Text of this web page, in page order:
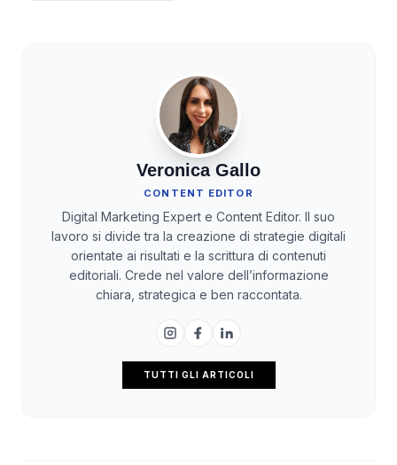
Veronica Gallo
CONTENT EDITOR
Digital Marketing Expert e Content Editor. Il suo
lavoro si divide tra la creazione di strategie digitali
orientate ai risultati e la scrittura di contenuti
editoriali. Crede nel valore dell’informazione
chiara, strategica e ben raccontata.
TUTTI GLI ARTICOLI